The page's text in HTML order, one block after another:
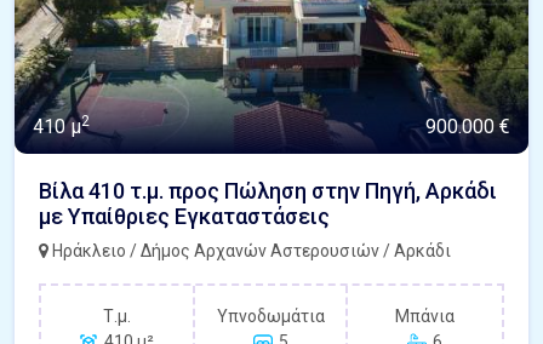
410 μ2 900.000 €
Βίλα 410 τ.μ. προς Πώληση στην Πηγή, Αρκάδι
με Υπαίθριες Εγκαταστάσεις
Ηράκλειο / Δήμος Αρχανών Αστερουσιών / Αρκάδι
Τ.μ.
Υπνοδωμάτια
Μπάνια